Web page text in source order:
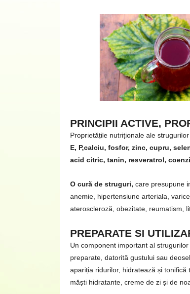
PRINCIPII ACTIVE,
Proprietățile nutriționale ale
E, P,calciu, fosfor, zinc, cupru,
acid citric, tanin, resveratrol,
O cură de struguri, care presupune
anemie, hipertensiune arteriala,
ateroscleroză, obezitate, reumatism,
PREPARATE SI
Un component important al
preparate, datorită gustului sau
apariția ridurilor, hidratează și tonifică
măști hidratante, creme de zi și de